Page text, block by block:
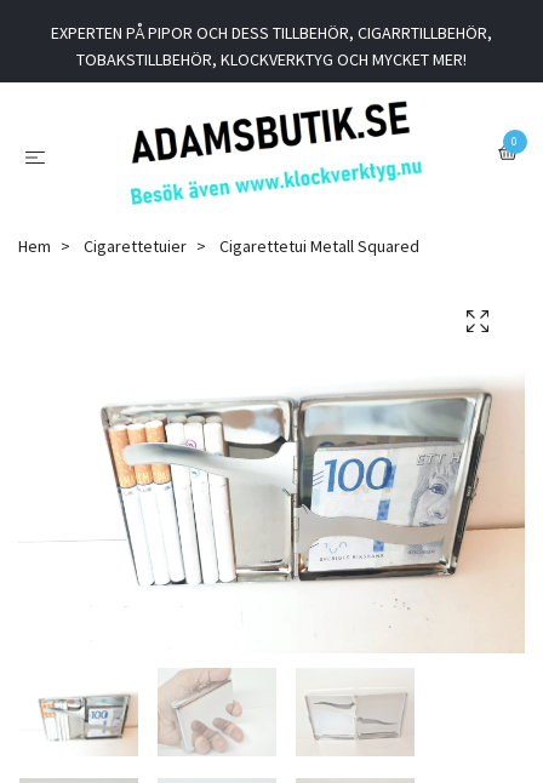
EXPERTEN PÅ PIPOR OCH DESS TILLBEHÖR, CIGARRTILLBEHÖR,
TOBAKSTILLBEHÖR, KLOCKVERKTYG OCH MYCKET MER!
0
Hem Cigarettetuier Cigarettetui Metall Squared